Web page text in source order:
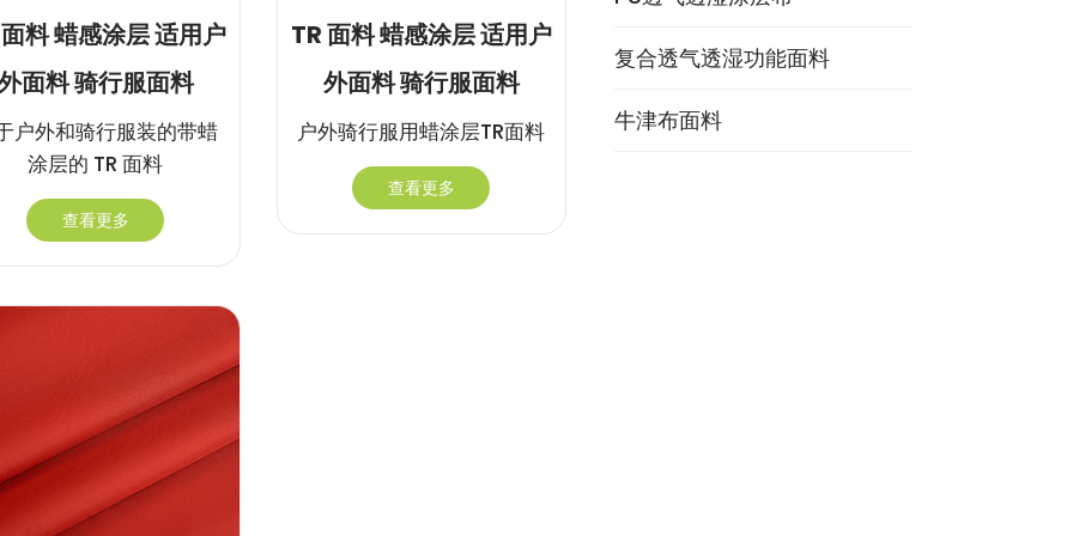
料 蜡感涂层 适用户
面料 骑行服面料
户外和骑行服装的带蜡
涂层的 TR 面料
查看更多
TR 面料 蜡感涂层 适用户
外面料 骑行服面料
户外骑行服用蜡涂层TR面料
查看更多
复合透气透湿功能面料
牛津布面料